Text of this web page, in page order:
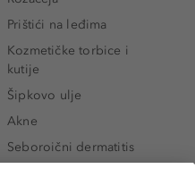
Prištići na leđima
Kozmetičke torbice i
kutije
Šipkovo ulje
Akne
Seboroični dermatitis